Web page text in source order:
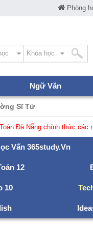
Phòng
Ngữ Văn
Sĩ Tử
Đà Nẵng chính thức các năm
Vấn 365study.vn
12
10